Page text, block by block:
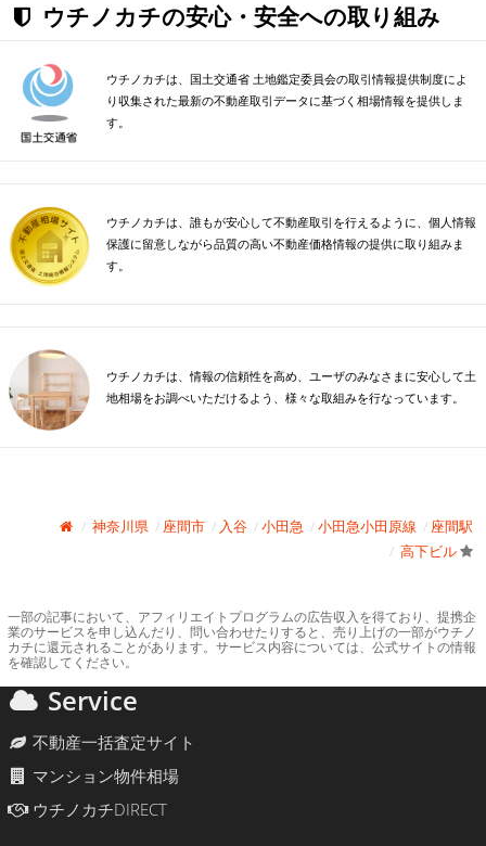
ウチノカチの安心・安全への取り組み
ウチノカチは、国土交通省 土地鑑定委員会の取引情報提供制度によ
り収集された最新の不動産取引データに基づく相場情報を提供しま
す。
ウチノカチは、誰もが安心して不動産取引を行えるように、個人情報
保護に留意しながら品質の高い不動産価格情報の提供に取り組みま
す。
ウチノカチは、情報の信頼性を高め、ユーザのみなさまに安心して土
地相場をお調べいただけるよう、様々な取組みを行なっています。
神奈川県 座間市 入谷 小田急 小田急小田原線
座間駅
高下ビル
一部の記事において、アフィリエイトプログラムの広告収入を得ており、提携企
業のサービスを申し込んだり、問い合わせたりすると、売り上げの一部がウチノ
カチに還元されることがあります。サービス内容については、公式サイトの情報
を確認してください。
Service
不動産一括査定サイト
マンション物件相場
ウチノカチDIRECT